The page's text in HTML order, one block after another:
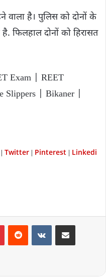
वाला है। पुलिस को दोनों के
फिलहाल दोनों को हिरासत
Exam | REET
Slippers | Bikaner |
Twitter Pinterest
Linkedi